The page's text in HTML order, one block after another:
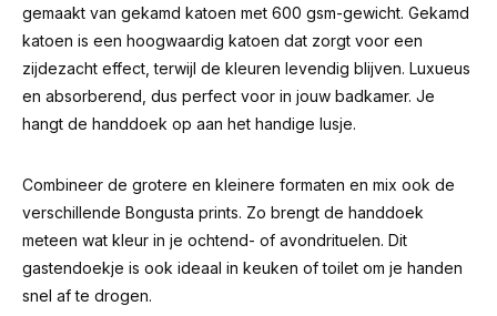
gemaakt van gekamd katoen met 600 gsm-gewicht. Gekamd
katoen is een hoogwaardig katoen dat zorgt voor een
zijdezacht effect, terwijl de kleuren levendig blijven. Luxueus
en absorberend, dus perfect voor in jouw badkamer. Je
hangt de handdoek op aan het handige lusje.
Combineer de grotere en kleinere formaten en mix ook de
verschillende Bongusta prints. Zo brengt de handdoek
meteen wat kleur in je ochtend- of avondrituelen. Dit
gastendoekje is ook ideaal in keuken of toilet om je handen
snel af te drogen.